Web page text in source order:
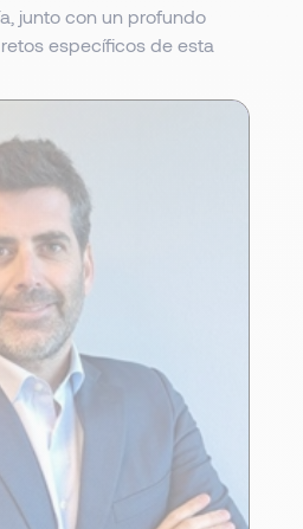
junto con un profundo
específicos de esta